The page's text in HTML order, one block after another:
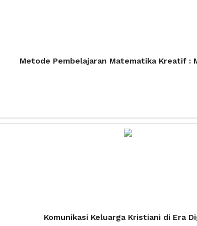
Metode Pembelajaran Matematika Kreatif :
Komunikasi Keluarga Kristiani di Era